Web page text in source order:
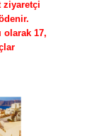
ziyaretçi
olarak 17,